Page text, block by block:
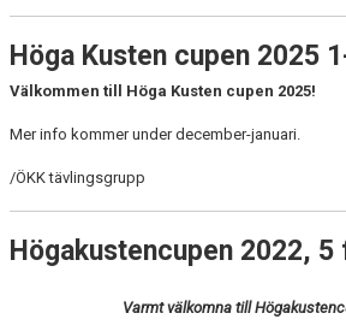
Höga Kusten cupen 2025
Välkommen till Höga Kusten cupen 2025!
Mer info kommer under december-januari.
/ÖKK tävlingsgrupp
Högakustencupen 2022,
Varmt välkomna till